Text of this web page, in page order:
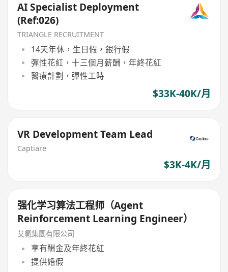
AI Specialist Deployment
(Ref:026)
TRIANGLE RECRUITMENT
14天年休，生日假，銀行假
彈性花紅，十三個月薪酬，年終花紅
醫療計劃，彈性工時
$33K-40K/月
VR Development Team Lead
Captiare
$3K-4K/月
强化学习算法工程师（Agent
Reinforcement Learning Engineer）
艾氪集團有限公司
享有酬金及年終花紅
提供婚假